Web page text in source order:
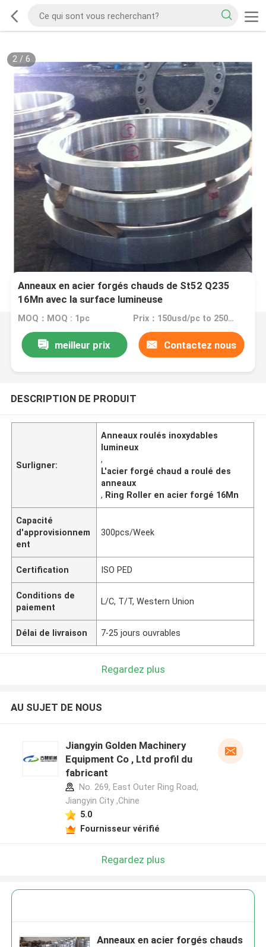
2/ 6
Anneaux en acier forgés chauds de St52 Q235
16Mn avec la surface lumineuse
MOQ：MOQ : 1pc Prix：150usd/pc to 2500usd/pc
meilleur prix Contactez nous
DESCRIPTION DE PRODUIT
Surligner:
Anneaux roulés inoxydables
lumineux
,
L'acier forgé chaud a roulé des
anneaux
, Ring Roller en acier forgé 16Mn
Capacité
d'approvisionnem
ent
300pcs/Week
Certification ISO PED
Conditions de
paiement
L/C, T/T, Western Union
Délai de livraison 7-25 jours ouvrables
Regardez plus
AU SUJET DE NOUS
Jiangyin Golden Machinery
Equipment Co , Ltd profil du
fabricant
No. 269, East Outer Ring Road,
Jiangyin City ,Chine
5.0
Fournisseur vérifié
Regardez plus
Anneaux en acier forgés chauds